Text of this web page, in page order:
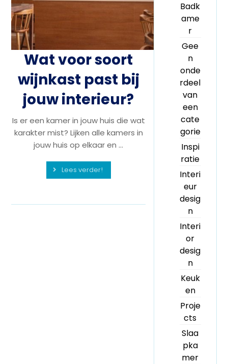
Wat voor soort
wijnkast past bij
jouw interieur?
Is er een kamer in jouw huis die wat
karakter mist? Lijken alle kamers in
jouw huis op elkaar en ...
Lees verder!
Badk
ame
r
Gee
n
onde
rdeel
van
een
cate
gorie
Inspi
ratie
Interi
eur
desig
n
Interi
or
desig
n
Keuk
en
Proje
cts
Slaa
pka
mer